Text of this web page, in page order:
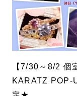
【7/30～8/2 個
KARATZ